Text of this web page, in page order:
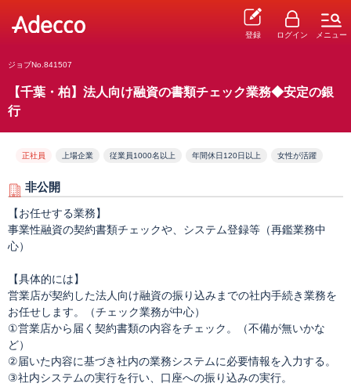
登録 ログイン メニュー
ジョブNo.841507
【千葉・柏】法人向け融資の書類チェック業務◆安定の銀
行
正社員 上場企業 従業員1000名以上 年間休日120日以上 女性が活躍
非公開
【お任せする業務】
事業性融資の契約書類チェックや、システム登録等（再鑑業務中
心）
【具体的には】
営業店が契約した法人向け融資の振り込みまでの社内手続き業務を
お任せします。（チェック業務が中心）
①営業店から届く契約書類の内容をチェック。（不備が無いかな
ど）
②届いた内容に基づき社内の業務システムに必要情報を入力する。
③社内システムの実行を行い、口座への振り込みの実行。